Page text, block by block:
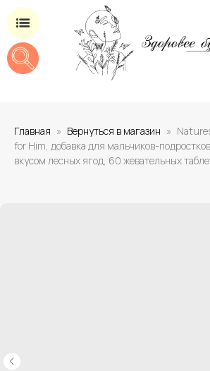
Главная Вернуться в магазин
for Him, добавка для мальчиков-
вкусом лесных ягод, 60 жевательных